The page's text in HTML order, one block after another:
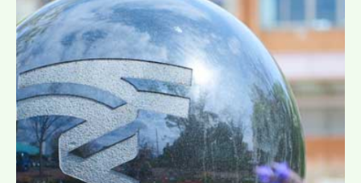
帰国生受験情報
説明会・イベント情報
よみもの
学校からのお知らせ